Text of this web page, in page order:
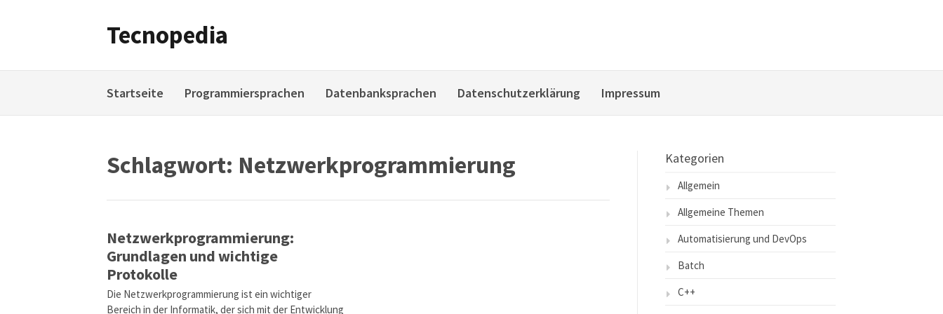
Tecnopedia
Startseite Programmiersprachen Datenbanksprachen Datenschutzerklärung Impressum
Schlagwort: Netzwerkprogrammierung
Netzwerkprogrammierung:
Grundlagen und wichtige
Protokolle
Die Netzwerkprogrammierung ist ein wichtiger
Bereich in der Informatik, der sich mit der Entwicklung
Kategorien
Allgemein
Allgemeine Themen
Automatisierung und DevOps
Batch
C++